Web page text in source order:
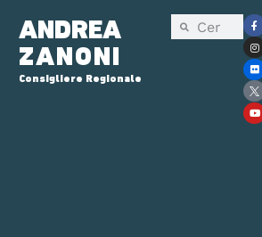
ANDREA
ZANONI
Consigliere Regionale